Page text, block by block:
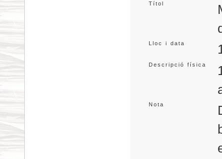
Títol
Lloc i data
Descripció física
Nota